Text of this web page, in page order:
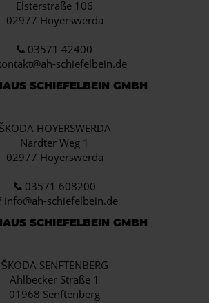
Elsterstraße 106
02977 Hoyerswerda
03571 42400
schiefelbein.de
SCHIEFELBEIN GMBH
HOYERSWERDA
Nardter Weg 1
02977 Hoyerswerda
03571 608200
info@ah-schiefelbein.de
SCHIEFELBEIN GMBH
ŠKODA SENFTENBERG
Ahlbecker Straße 1
01968 Senftenberg